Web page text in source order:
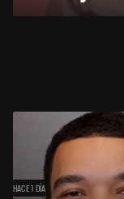
HACE 1 DÍA